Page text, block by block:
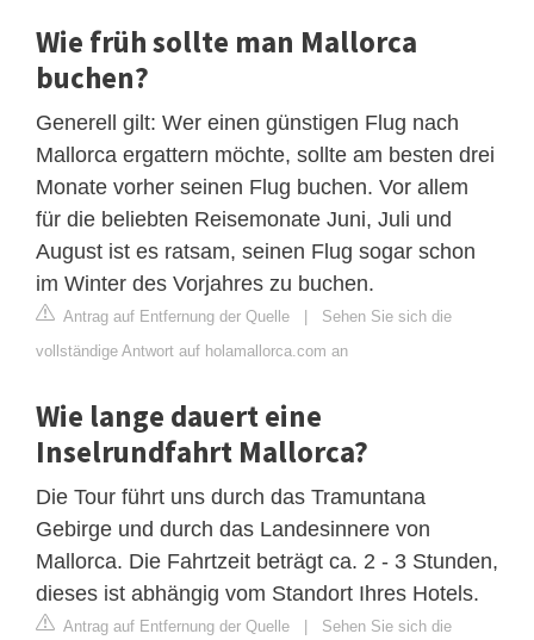
Wie früh sollte man Mallorca
buchen?
Generell gilt: Wer einen günstigen Flug nach
Mallorca ergattern möchte, sollte am besten drei
Monate vorher seinen Flug buchen. Vor allem
für die beliebten Reisemonate Juni, Juli und
August ist es ratsam, seinen Flug sogar schon
im Winter des Vorjahres zu buchen.
Antrag auf Entfernung der Quelle | Sehen Sie sich die
vollständige Antwort auf holamallorca.com an
Wie lange dauert eine
Inselrundfahrt Mallorca?
Die Tour führt uns durch das Tramuntana
Gebirge und durch das Landesinnere von
Mallorca. Die Fahrtzeit beträgt ca. 2 - 3 Stunden,
dieses ist abhängig vom Standort Ihres Hotels.
Antrag auf Entfernung der Quelle | Sehen Sie sich die